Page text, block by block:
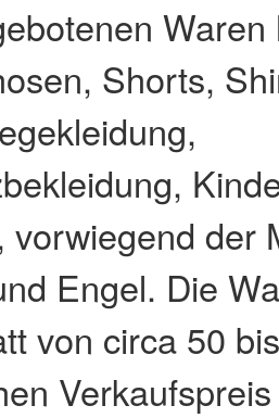
Shorts,
vorwiegend der
Engel. Die
von circa 50